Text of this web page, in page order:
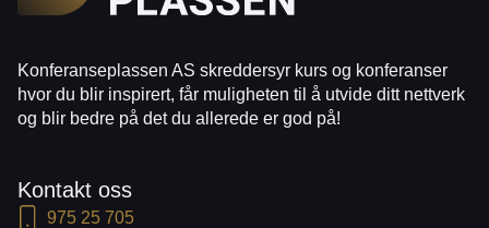
Konferanseplassen AS skreddersyr kurs og konferanser
hvor du blir inspirert, får muligheten til å utvide ditt nettverk
og blir bedre på det du allerede er god på!
Kontakt oss
975 25 705